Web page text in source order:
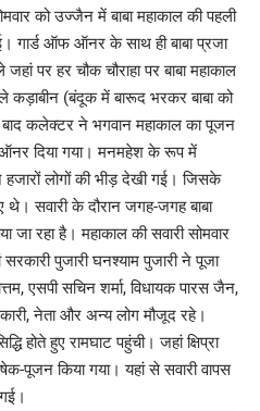
को उज्जैन में बाबा महाकाल की पहली
गार्ड ऑफ ऑनर के साथ ही बाबा प्रजा
पर हर चौक चौराहा पर बाबा महाकाल
कड़ाबीन (बंदूक में बारूद भरकर बाबा को
बाद कलेक्टर ने भगवान महाकाल का पूजन
ऑनर दिया गया। मनमहेश के रूप में
हजारों लोगों की भीड़ देखी गई। जिसके
थे। सवारी के दौरान जगह-जगह बाबा
रहा है। महाकाल की सवारी सोमवार
पुजारी घनश्याम पुजारी ने पूजा
एसपी सचिन शर्मा, विधायक पारस जैन,
नेता और अन्य लोग मौजूद रहे।
होते हुए रामघाट पहुंची। जहां क्षिप्रा
पूजन किया गया। यहां से सवारी वापस